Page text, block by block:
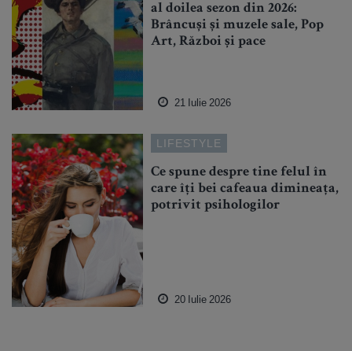
al doilea sezon din 2026:
Brâncuși și muzele sale, Pop
Art, Război și pace
21 Iulie 2026
LIFESTYLE
Ce spune despre tine felul în
care îți bei cafeaua dimineața,
potrivit psihologilor
20 Iulie 2026